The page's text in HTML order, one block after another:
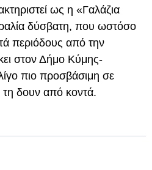
ως η «Γαλάζια
δύσβατη, που ωστόσο
περιόδους από την
στον Δήμο Κύμης-
πιο προσβάσιμη σε
τη δουν από κοντά.